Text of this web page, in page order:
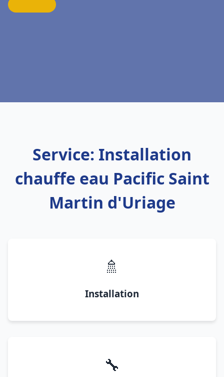
Service: Installation
chauffe eau Pacific Saint
Martin d'Uriage
🚿
Installation
🔧